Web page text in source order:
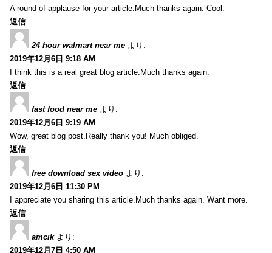
A round of applause for your article.Much thanks again. Cool.
返信
24 hour walmart near me より:
2019年12月6日 9:18 AM
I think this is a real great blog article.Much thanks again.
返信
fast food near me より:
2019年12月6日 9:19 AM
Wow, great blog post.Really thank you! Much obliged.
返信
free download sex video より:
2019年12月6日 11:30 PM
I appreciate you sharing this article.Much thanks again. Want more.
返信
amcık より:
2019年12月7日 4:50 AM